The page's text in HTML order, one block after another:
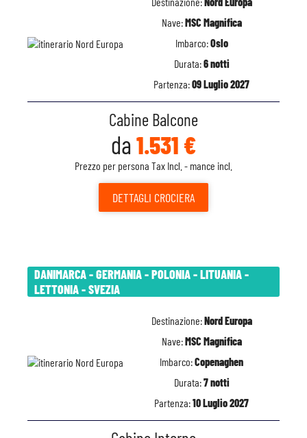
Nave:MSC Magnifica
Imbarco:Oslo
Durata:6 notti
Partenza:09 Luglio 2027
Cabine Balcone
da 1.531 €
Prezzo per persona Tax Incl. - mance incl.
DETTAGLI CROCIERA
DANIMARCA - GERMANIA - POLONIA - LITUANIA -
LETTONIA - SVEZIA
Destinazione:Nord Europa
Nave:MSC Magnifica
Imbarco:Copenaghen
Durata:7 notti
Partenza:10 Luglio 2027